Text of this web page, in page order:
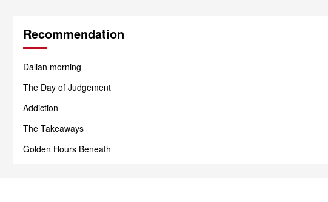
Recommendation
Dalian morning
The Day of Judgement
Addiction
The Takeaways
Golden Hours Beneath